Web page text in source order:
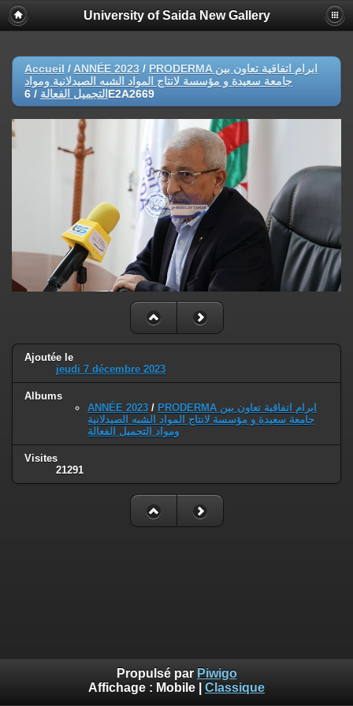
University of Saida New Gallery
Accueil / ANNÉE 2023 / PRODERMA ابرام اتفاقية تعاون بين
جامعة سعيدة و مؤسسة لانتاج المواد الشبه الصيدلانية ومواد
التجميل الفعالة / 6E2A2669
Ajoutée le
jeudi 7 décembre 2023
Albums
ANNÉE 2023 / PRODERMA ابرام اتفاقية تعاون بين
جامعة سعيدة و مؤسسة لانتاج المواد الشبه الصيدلانية
ومواد التجميل الفعالة
Visites
21291
Propulsé par Piwigo
Affichage : Mobile Classique